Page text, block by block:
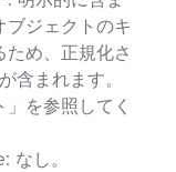
ブジェクトのキ
ため、正規化さ
まれます。
を参照してく
なし。